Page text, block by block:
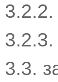
3.2.3.
3.3.